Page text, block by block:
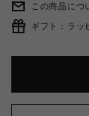
この商品につ
ギフト：ラッ